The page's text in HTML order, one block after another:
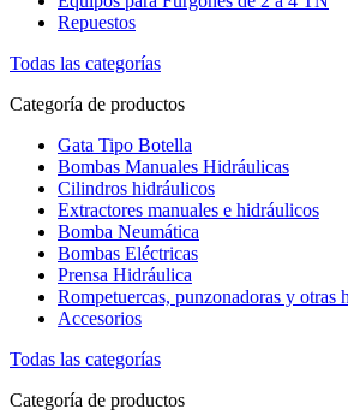
Repuestos
Todas las categorías
Categoría de productos
Gata Tipo Botella
Bombas Manuales Hidráulicas
Cilindros hidráulicos
Extractores manuales e hidráulicos
Bomba Neumática
Bombas Eléctricas
Prensa Hidráulica
Rompetuercas, punzonadoras y otras
Accesorios
Todas las categorías
Categoría de productos